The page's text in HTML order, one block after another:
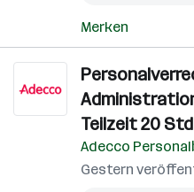
Merken
Teilzeit 20
Adecco
Gestern